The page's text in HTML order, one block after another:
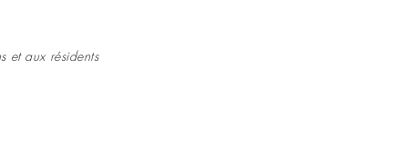
et aux résidents